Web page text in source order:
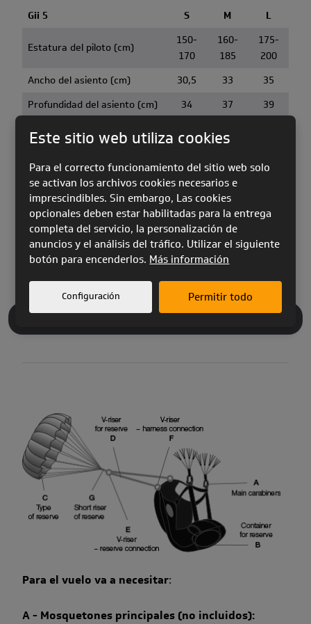
Gii 5 S M L
Estatura del piloto (cm)
150-
170
160-
185
175-
200
Ancho del asiento (cm)
30,5 33
35
Profundidad del asiento (cm)
34 37
39
Altura de los puntos de
anclaje (cm)
42 45
Rango de la cinta de pecho
(cm)
40-46
Peso del arnés (kg) 2,60 2,70
2,90
Test
EN / NfL
Para el vuelo va a necesitar:
A - Mosquetones principales (no incluidos):
Este sitio web utiliza cookies
Para el correcto funcionamiento del sitio web solo
se activan los archivos cookies necesarios e
imprescindibles. Sin embargo, Las cookies
opcionales deben estar habilitadas para la entrega
completa del servicio, la personalización de
anuncios y el análisis del tráfico. Utilizar el siguiente
botón para encenderlos. Más información
Configuración Permitir todo